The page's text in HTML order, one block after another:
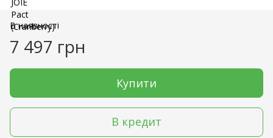
В наявності
7 497 грн
Купити
В кредит